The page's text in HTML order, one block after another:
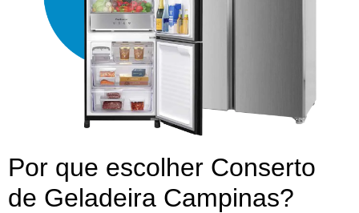
Por que escolher Conserto
de Geladeira Campinas?​